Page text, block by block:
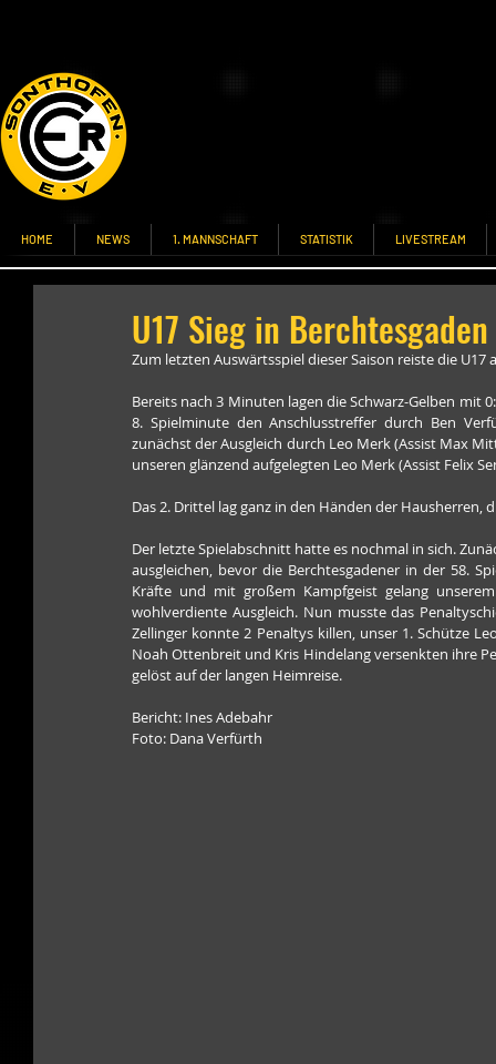
HOME NEWS 1. MANNSCHAFT STATISTIK LIVESTREAM
U17 Sieg in Berchtesgaden
Zum letzten Auswärtsspiel dieser Saison reiste die U17
Bereits nach 3 Minuten lagen die Schwarz-Gelben
8. Spielminute den Anschlusstreffer durch Ben
zunächst der Ausgleich durch Leo Merk (Assist Max
unseren glänzend aufgelegten Leo Merk (Assist Felix
Das 2. Drittel lag ganz in den Händen der Hausherren,
Der letzte Spielabschnitt hatte es nochmal in sich.
ausgleichen, bevor die Berchtesgadener in der 58.
Kräfte und mit großem Kampfgeist gelang
wohlverdiente Ausgleich. Nun musste das
Zellinger konnte 2 Penaltys killen, unser 1. Schütze
Noah Ottenbreit und Kris Hindelang versenkten ihre
gelöst auf der langen Heimreise.
Bericht: Ines Adebahr
Foto: Dana Verfürth